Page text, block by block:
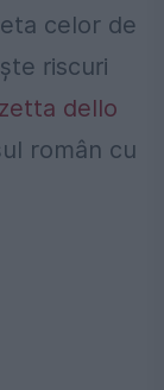
celor de
riscuri
dello
român cu